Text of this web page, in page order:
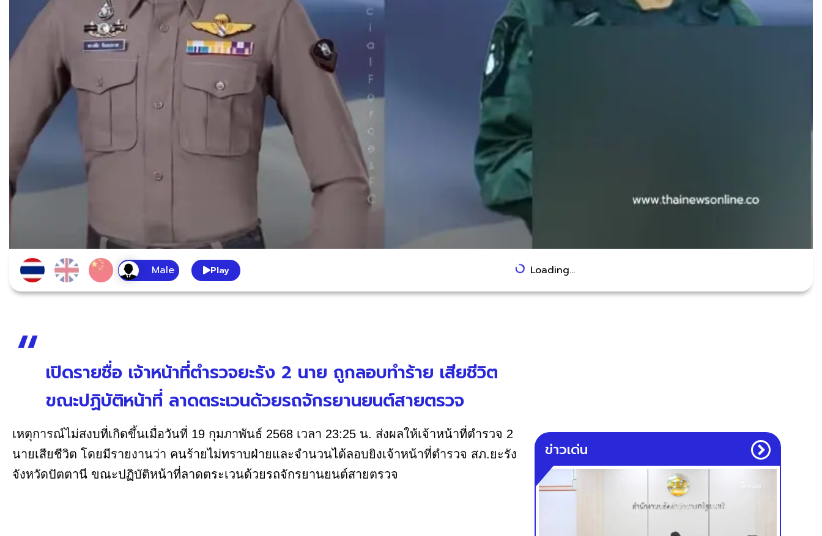
Play Loading...
เปิดรายชื่อ เจ้าหน้าที่ตำรวจยะรัง 2 นาย ถูกลอบทำร้าย เสียชีวิต
ขณะปฏิบัติหน้าที่ ลาดตระเวนด้วยรถจักรยานยนต์สายตรวจ
เหตุการณ์ไม่สงบที่เกิดขึ้นเมื่อวันที่ 19 กุมภาพันธ์ 2568 เวลา 23:25 น. ส่งผลให้เจ้าหน้าที่ตำรวจ 2
นายเสียชีวิต โดยมีรายงานว่า คนร้ายไม่ทราบฝ่ายและจำนวนได้ลอบยิงเจ้าหน้าที่ตำรวจ สภ.ยะรัง
จังหวัดปัตตานี ขณะปฏิบัติหน้าที่ลาดตระเวนด้วยรถจักรยานยนต์สายตรวจ
ข่าวเด่น